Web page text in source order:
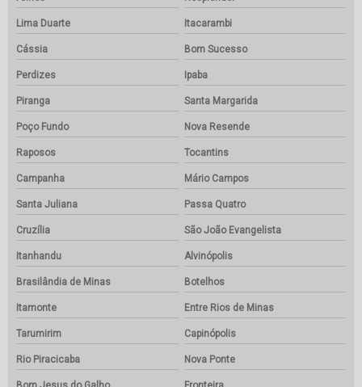
Lima Duarte Itacarambi
Cássia Bom Sucesso
Perdizes Ipaba
Piranga Santa Margarida
Poço Fundo Nova Resende
Raposos Tocantins
Campanha Mário Campos
Santa Juliana Passa Quatro
Cruzília São João Evangelista
Itanhandu Alvinópolis
Brasilândia de Minas Botelhos
Itamonte Entre Rios de Minas
Tarumirim Capinópolis
Rio Piracicaba Nova Ponte